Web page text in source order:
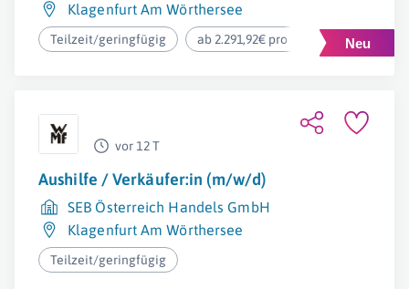
Klagenfurt Am Wörthersee
Teilzeit/geringfügig ab 2.291,92€ pro Monat
vor 12 T
Aushilfe / Verkäufer:in (m/w/d)
SEB Österreich Handels GmbH
Klagenfurt Am Wörthersee
Teilzeit/geringfügig